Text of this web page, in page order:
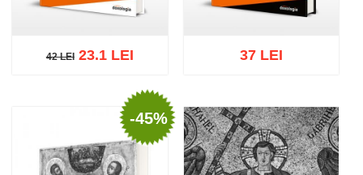
42 LEI
Wishlist
42 LEI23.1 LEI
Adaugă în coș Wishlist
37 LEI
-45%